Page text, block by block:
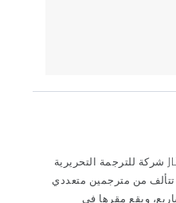
JLVTRADUCTIONS شركة للترجمة التحريرية
تتألف من مترجمين متعددي
ويقع مقرها في